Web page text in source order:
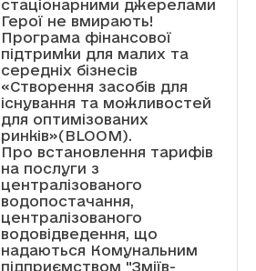
стаціонарними джерелами
Герої не вмирають!
Програма фінансової
підтримки для малих та
середніх бізнесів
«Створення засобів для
існування та можливостей
для оптимізованих
ринків»(BLOOM).
Про встановлення тарифів
на послуги з
централізованого
водопостачання,
централізованого
водовідведення, що
надаються Комунальним
підприємством "Зміїв-